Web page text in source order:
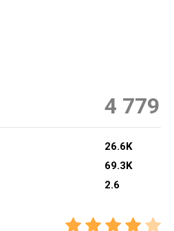
4 779
26.6K
69.3K
2.6